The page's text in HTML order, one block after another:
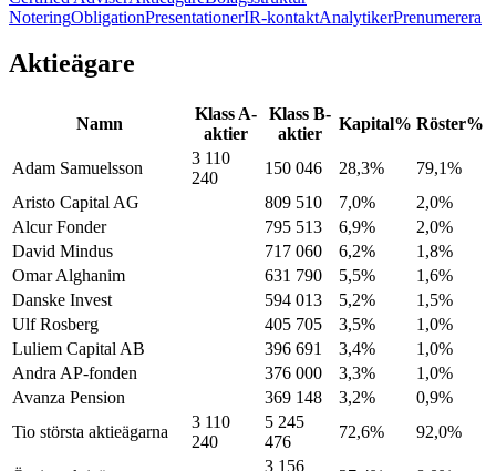
NoteringObligationPresentationerIR-kontaktAnalytikerPrenumerera
Aktieägare
Namn
Klass A-
aktier
Klass B-
aktier
Kapital% Röster%
Adam Samuelsson
3 110
240
150 046 28,3%
79,1%
Aristo Capital AG
809 510 7,0%
2,0%
Alcur Fonder
795 513 6,9%
2,0%
David Mindus
717 060 6,2%
1,8%
Omar Alghanim
631 790 5,5%
1,6%
Danske Invest
594 013 5,2%
1,5%
Ulf Rosberg
405 705 3,5%
1,0%
Luliem Capital AB
396 691 3,4%
1,0%
Andra AP-fonden
376 000 3,3%
1,0%
Avanza Pension
369 148 3,2%
0,9%
Tio största aktieägarna
3 110
240
5 245
476
72,6% 92,0%
3 156